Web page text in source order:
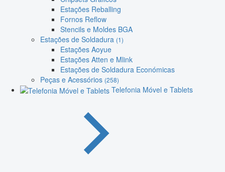
Estações Reballing
Fornos Reflow
Stencils e Moldes BGA
Estações de Soldadura (1)
Estações Aoyue
Estações Atten e Mlink
Estações de Soldadura Económicas
Peças e Acessórios (258)
Telefonia Móvel e Tablets